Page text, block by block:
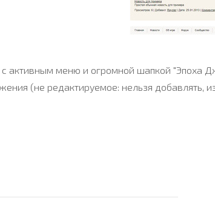
активным меню и огромной шапкой "Эпоха
(не редактируемое: нельзя добавлять,